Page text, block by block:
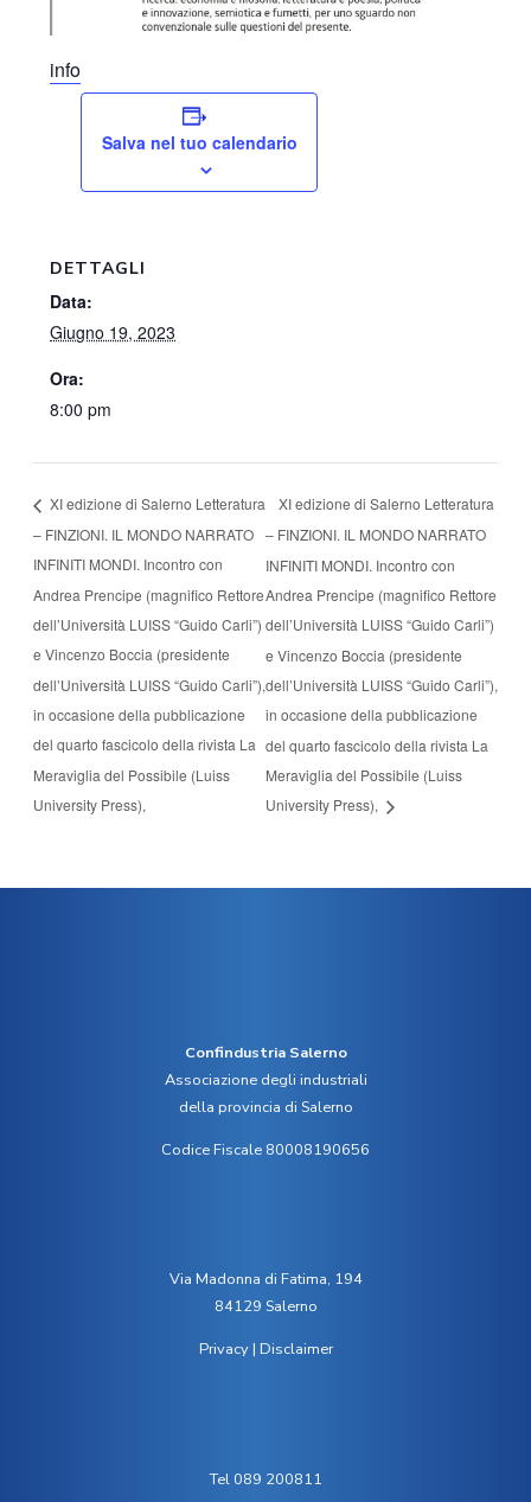
info
Salva nel tuo calendario
DETTAGLI
Data:
Giugno 19, 2023
Ora:
8:00 pm
XI edizione di Salerno Letteratura
– FINZIONI. IL MONDO NARRATO
INFINITI MONDI. Incontro con
Andrea Prencipe (magnifico Rettore
dell’Università LUISS “Guido Carli”)
e Vincenzo Boccia (presidente
dell’Università LUISS “Guido Carli”),
in occasione della pubblicazione
del quarto fascicolo della rivista La
Meraviglia del Possibile (Luiss
University Press),
XI edizione di Salerno Letteratura
– FINZIONI. IL MONDO NARRATO
INFINITI MONDI. Incontro con
Andrea Prencipe (magnifico Rettore
dell’Università LUISS “Guido Carli”)
e Vincenzo Boccia (presidente
dell’Università LUISS “Guido Carli”),
in occasione della pubblicazione
del quarto fascicolo della rivista La
Meraviglia del Possibile (Luiss
University Press),
Confindustria Salerno
Associazione degli industriali
della provincia di Salerno
Codice Fiscale 80008190656
Via Madonna di Fatima, 194
84129 Salerno
Privacy| Disclaimer
Tel 089 200811